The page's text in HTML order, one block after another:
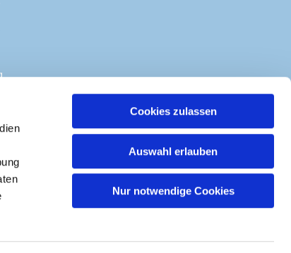
Cookies zulassen
Auswahl erlauben
Nur notwendige Cookies